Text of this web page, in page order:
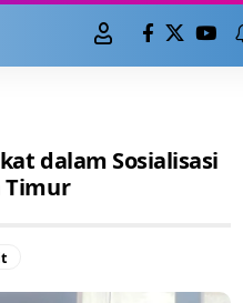
dalam Sosialisasi
Timur